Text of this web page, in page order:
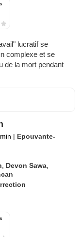
lucratif se
complexe et se
de la mort pendant
| Epouvante-
Devon Sawa